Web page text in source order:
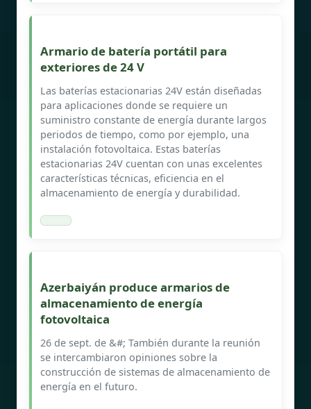
Armario de batería portátil para
exteriores de 24 V
Las baterías estacionarias 24V están diseñadas
para aplicaciones donde se requiere un
suministro constante de energía durante largos
periodos de tiempo, como por ejemplo, una
instalación fotovoltaica. Estas baterías
estacionarias 24V cuentan con unas excelentes
características técnicas, eficiencia en el
almacenamiento de energía y durabilidad.
Azerbaiyán produce armarios de
almacenamiento de energía
fotovoltaica
26 de sept. de &#; También durante la reunión
se intercambiaron opiniones sobre la
construcción de sistemas de almacenamiento de
energía en el futuro.